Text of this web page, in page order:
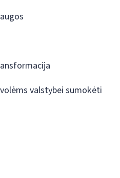
valstybei sumokėti